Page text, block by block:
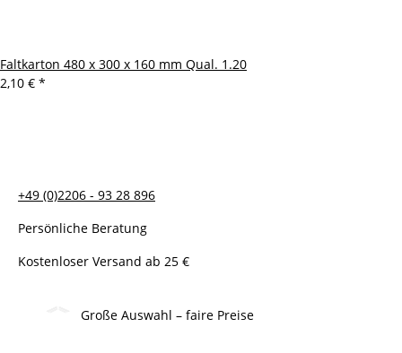
Faltkarton 480 x 300 x 160 mm Qual. 1.20
2,10 € *
+49 (0)2206 - 93 28 896
Persönliche Beratung
Kostenloser Versand ab 25 €
Große Auswahl – faire Preise